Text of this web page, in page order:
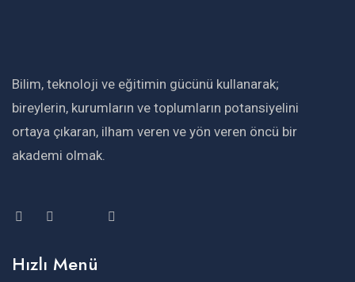
Bilim, teknoloji ve eğitimin gücünü kullanarak;
bireylerin, kurumların ve toplumların potansiyelini
ortaya çıkaran, ilham veren ve yön veren öncü bir
akademi olmak.
Hızlı Menü